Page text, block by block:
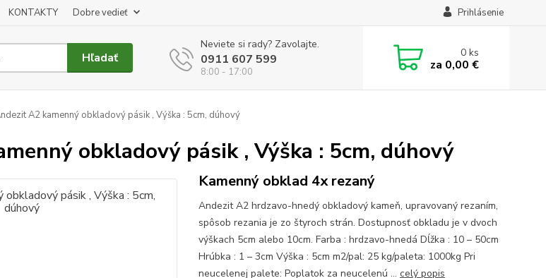
KONTAKTY Dobre vedieť Prihlásenie
Hľadať
Neviete si rady? Zavolajte.
0911 607 599
8:00 - 17:00
0ks
za 0,00 €
A2 kamenný obkladový pásik , Výška : 5cm, dúhový
obkladový pásik , Výška : 5cm, dúhový
Kamenný obklad 4x rezaný
Andezit A2 hrdzavo-hnedý obkladový kameň, upravovaný rezaním,
spôsob rezania je zo štyroch strán. Dostupnosť obkladu je v dvoch
výškach 5cm alebo 10cm. Farba : hrdzavo-hnedá Dĺžka : 10 – 50cm
Hrúbka : 1 – 3cm Výška : 5cm m2/pal: 25 kg/paleta: 1000kg Pri
neucelenej palete: Poplatok za neucelenú ... celý popis